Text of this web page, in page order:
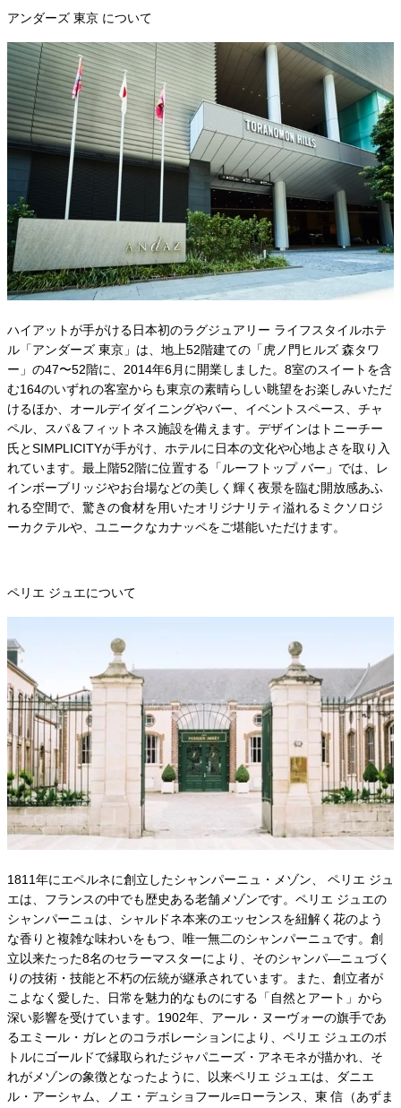
アンダーズ 東京 について
ハイアットが手がける日本初のラグジュアリー ライフスタイルホテ
ル「アンダーズ 東京」は、地上52階建ての「虎ノ門ヒルズ 森タワ
ー」の47〜52階に、2014年6月に開業しました。8室のスイートを含
む164のいずれの客室からも東京の素晴らしい眺望をお楽しみいただ
けるほか、オールデイダイニングやバー、イベントスペース、チャ
ペル、スパ＆フィットネス施設を備えます。デザインはトニーチー
氏とSIMPLICITYが手がけ、ホテルに日本の文化や心地よさを取り入
れています。最上階52階に位置する「ルーフトップ バー」では、レ
インボーブリッジやお台場などの美しく輝く夜景を臨む開放感あふ
れる空間で、驚きの食材を用いたオリジナリティ溢れるミクソロジ
ーカクテルや、ユニークなカナッペをご堪能いただけます。
ペリエ ジュエについて
1811年にエペルネに創立したシャンパーニュ・メゾン、 ペリエ ジュ
エは、フランスの中でも歴史ある老舗メゾンです。ペリエ ジュエの
シャンパーニュは、シャルドネ本来のエッセンスを紐解く花のよう
な香りと複雑な味わいをもつ、唯一無二のシャンパーニュです。創
立以来たった8名のセラーマスターにより、そのシャンパ―ニュづく
りの技術・技能と不朽の伝統が継承されています。また、創立者が
こよなく愛した、日常を魅力的なものにする「自然とアート」から
深い影響を受けています。1902年、アール・ヌーヴォーの旗手であ
るエミール・ガレとのコラボレーションにより、ペリエ ジュエのボ
トルにゴールドで縁取られたジャパニーズ・アネモネが描かれ、そ
れがメゾンの象徴となったように、以来ペリエ ジュエは、ダニエ
ル・アーシャム、ノエ・デュショフール=ローランス、東 信（あずま